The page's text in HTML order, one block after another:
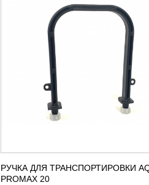
РУЧКА ДЛЯ ТРАНСПОРТИРОВКИ
PROMAX 20